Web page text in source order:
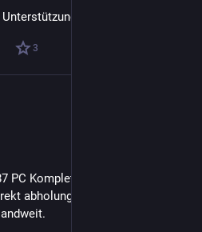
3
PC Komplett System
abholungen und 41 Geräte